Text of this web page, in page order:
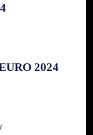
2024